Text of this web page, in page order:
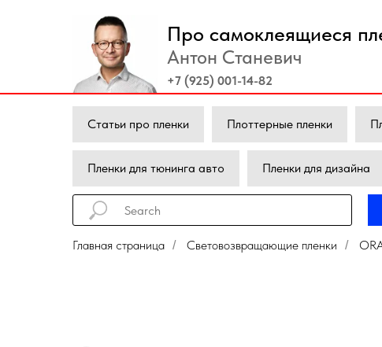
Антон Станевич
Про самоклеящиеся
+7 (925) 001-14-82
Статьи про пленки Плоттерные пленки
Пленки для тюнинга авто Пленки для дизайна
Главная страница / Световозвращающие пленки /